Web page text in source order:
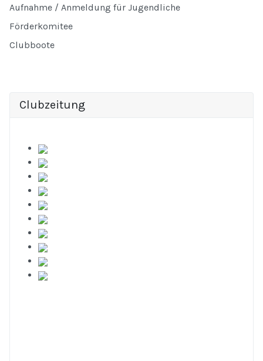
Aufnahme / Anmeldung für Jugendliche
Förderkomitee
Clubboote
Clubzeitung